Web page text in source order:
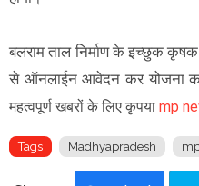
बलराम ताल निर्माण के इच्‍छुक
से ऑनलाईन आवेदन कर योजना
महत्वपूर्ण खबरों के लिए कृपया mp
Tags Madhyapradesh